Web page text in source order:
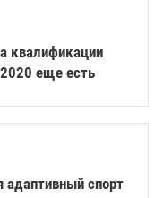
квалификации
еще есть
адаптивный спорт